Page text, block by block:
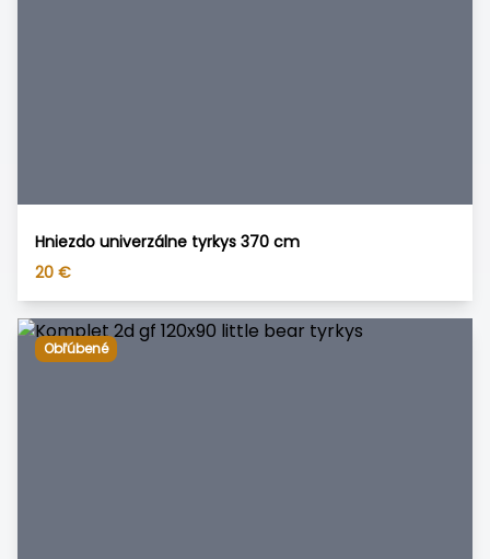
Hniezdo univerzálne tyrkys 370 cm
20 €
Obľúbené